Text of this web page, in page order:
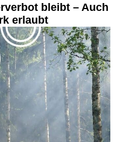
bleibt – Auch
erlaubt